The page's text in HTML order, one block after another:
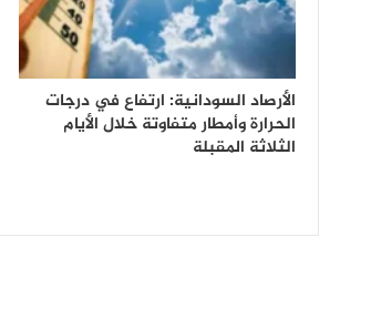
الأرصاد السودانية: ارتفاع في درجات
الحرارة وأمطار متفاوتة خلال الأيام
الثلاثة المقبلة